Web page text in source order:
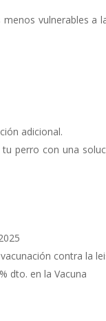
vulnerables a
adicional.
perro con una
contra la
dto. en la Vacuna